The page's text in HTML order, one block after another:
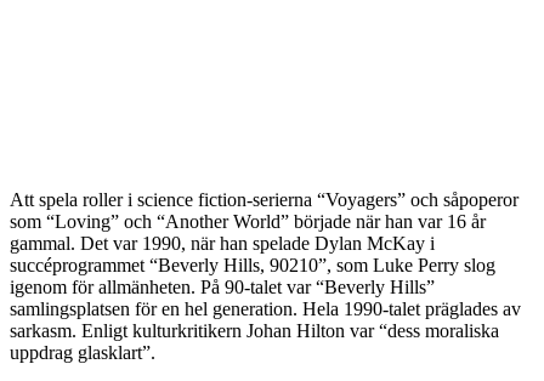
Att spela roller i science fiction-serierna “Voyagers” och såpoperor
som “Loving” och “Another World” började när han var 16 år
gammal. Det var 1990, när han spelade Dylan McKay i
succéprogrammet “Beverly Hills, 90210”, som Luke Perry slog
igenom för allmänheten. På 90-talet var “Beverly Hills”
samlingsplatsen för en hel generation. Hela 1990-talet präglades av
sarkasm. Enligt kulturkritikern Johan Hilton var “dess moraliska
uppdrag glasklart”.